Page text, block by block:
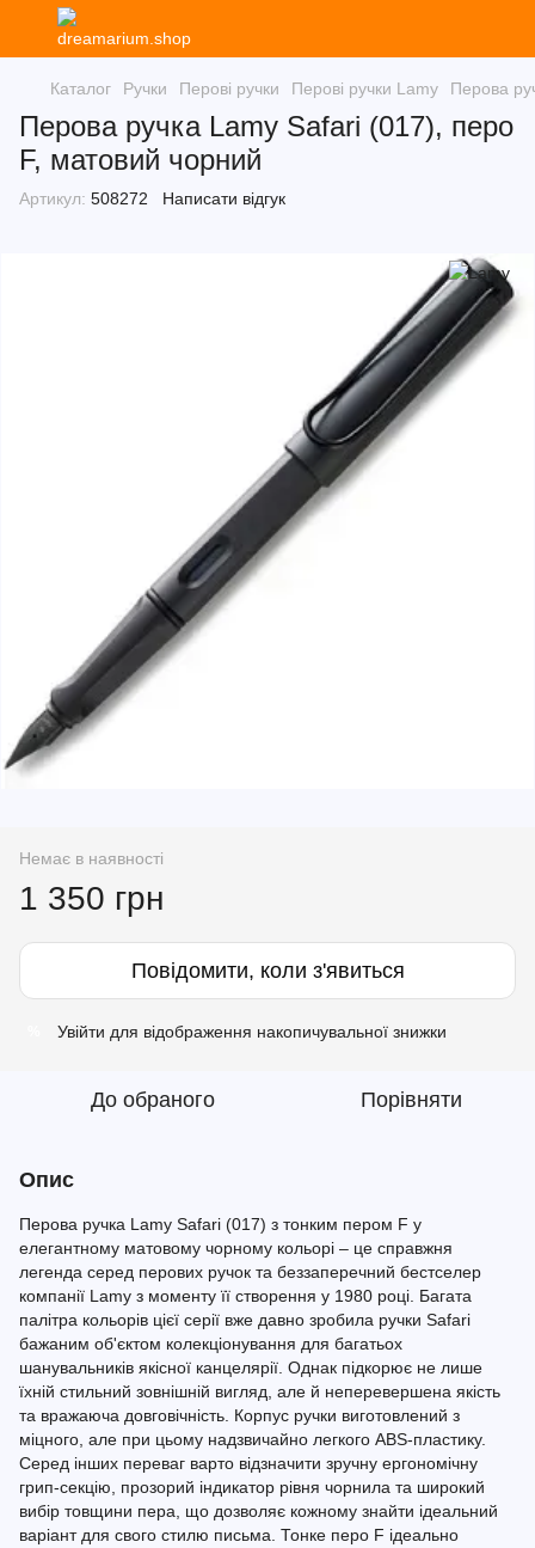
Каталог Ручки Перові ручки Перові ручки Lamy Перова
Перова ручка Lamy Safari (017), перо
F, матовий чорний
Артикул: 508272 Написати відгук
Немає в наявності
1 350 грн
Повідомити, коли з'явиться
Увійти для відображення накопичувальної знижки
До обраного Порівняти
Опис
Перова ручка Lamy Safari (017) з тонким пером F у
елегантному матовому чорному кольорі – це справжня
легенда серед перових ручок та беззаперечний бестселер
компанії Lamy з моменту її створення у 1980 році. Багата
палітра кольорів цієї серії вже давно зробила ручки Safari
бажаним об'єктом колекціонування для багатьох
шанувальників якісної канцелярії. Однак підкорює не лише
їхній стильний зовнішній вигляд, але й неперевершена якість
та вражаюча довговічність. Корпус ручки виготовлений з
міцного, але при цьому надзвичайно легкого ABS-пластику.
Серед інших переваг варто відзначити зручну ергономічну
грип-секцію, прозорий індикатор рівня чорнила та широкий
вибір товщини пера, що дозволяє кожному знайти ідеальний
варіант для свого стилю письма. Тонке перо F ідеально